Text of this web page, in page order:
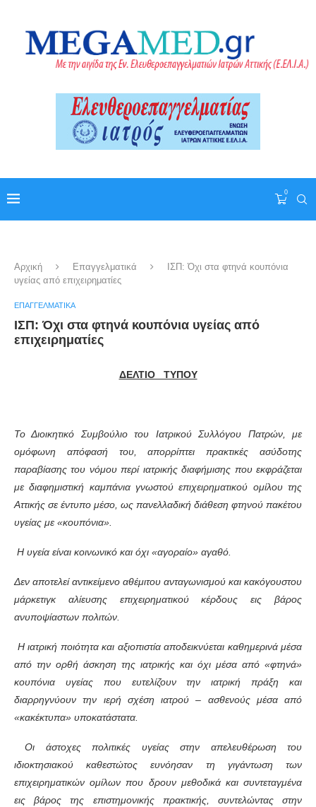
0
Αρχική Επαγγελματικά
ΙΣΠ: Όχι στα φτηνά κουπόνια
υγείας από επιχειρηματίες
ΕΠΑΓΓΕΛΜΑΤΙΚΆ
ΙΣΠ: Όχι στα φτηνά κουπόνια υγείας από
επιχειρηματίες
ΔΕΛΤΙΟ ΤΥΠΟΥ
Το Διοικητικό Συμβούλιο του Ιατρικού Συλλόγου Πατρών, με
ομόφωνη απόφασή του, απορρίπτει πρακτικές ασύδοτης
παραβίασης του νόμου περί ιατρικής διαφήμισης που εκφράζεται
με διαφημιστική καμπάνια γνωστού επιχειρηματικού ομίλου της
Αττικής σε έντυπο μέσο, ως πανελλαδική διάθεση φτηνού πακέτου
υγείας με «κουπόνια».
Η υγεία είναι κοινωνικό και όχι «αγοραίο» αγαθό.
Δεν αποτελεί αντικείμενο αθέμιτου ανταγωνισμού και κακόγουστου
μάρκετιγκ αλίευσης επιχειρηματικού κέρδους εις βάρος
ανυποψίαστων πολιτών.
Η ιατρική ποιότητα και αξιοπιστία αποδεικνύεται καθημερινά μέσα
από την ορθή άσκηση της ιατρικής και όχι μέσα από «φτηνά»
κουπόνια υγείας που ευτελίζουν την ιατρική πράξη και
διαρρηγνύουν την ιερή σχέση ιατρού – ασθενούς μέσα από
«κακέκτυπα» υποκατάστατα.
Οι άστοχες πολιτικές υγείας στην απελευθέρωση του
ιδιοκτησιακού καθεστώτος ευνόησαν τη γιγάντωση των
επιχειρηματικών ομίλων που δρουν μεθοδικά και συντεταγμένα
εις βάρος της επιστημονικής πρακτικής, συντελώντας στην